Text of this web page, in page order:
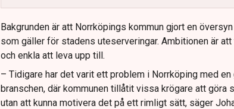
Bakgrunden är att Norrköpings kommun gjort en
som gäller för stadens uteserveringar. Ambitionen är
och enkla att leva upp till.
– Tidigare har det varit ett problem i Norrköping med
branschen, där kommunen tillåtit vissa krögare att göra
utan att kunna motivera det på ett rimligt sätt, säger